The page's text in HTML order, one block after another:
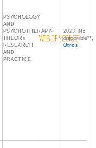
PSYCHOLOGY
AND
PSYCHOTHERAPY-
THEORY
RESEARCH
AND
PRACTICE
2023: No
disponible**,
Otros